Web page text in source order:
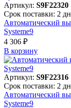
Артикул: S9F22320
Срок поставки: 2
Автоматический
Systeme9
4 306 ₽
В корзинy
Артикул: S9F22316
Срок поставки: 2
Автоматический
Systeme9